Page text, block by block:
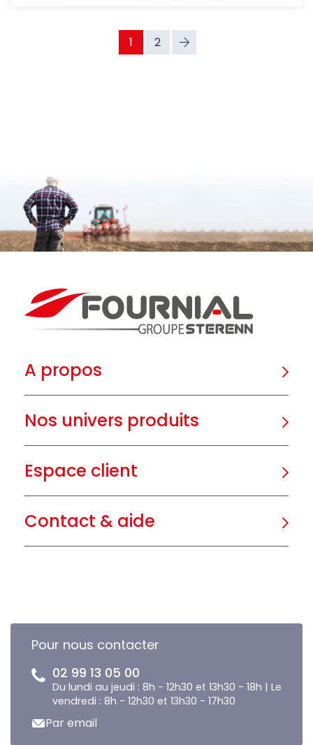
1 2
A propos
Nos univers produits
Espace client
Contact & aide
Pour nous contacter
02 99 13 05 00
Du lundi au jeudi : 8h - 12h30 et 13h30 - 18h | Le
vendredi : 8h - 12h30 et 13h30 - 17h30
Par email